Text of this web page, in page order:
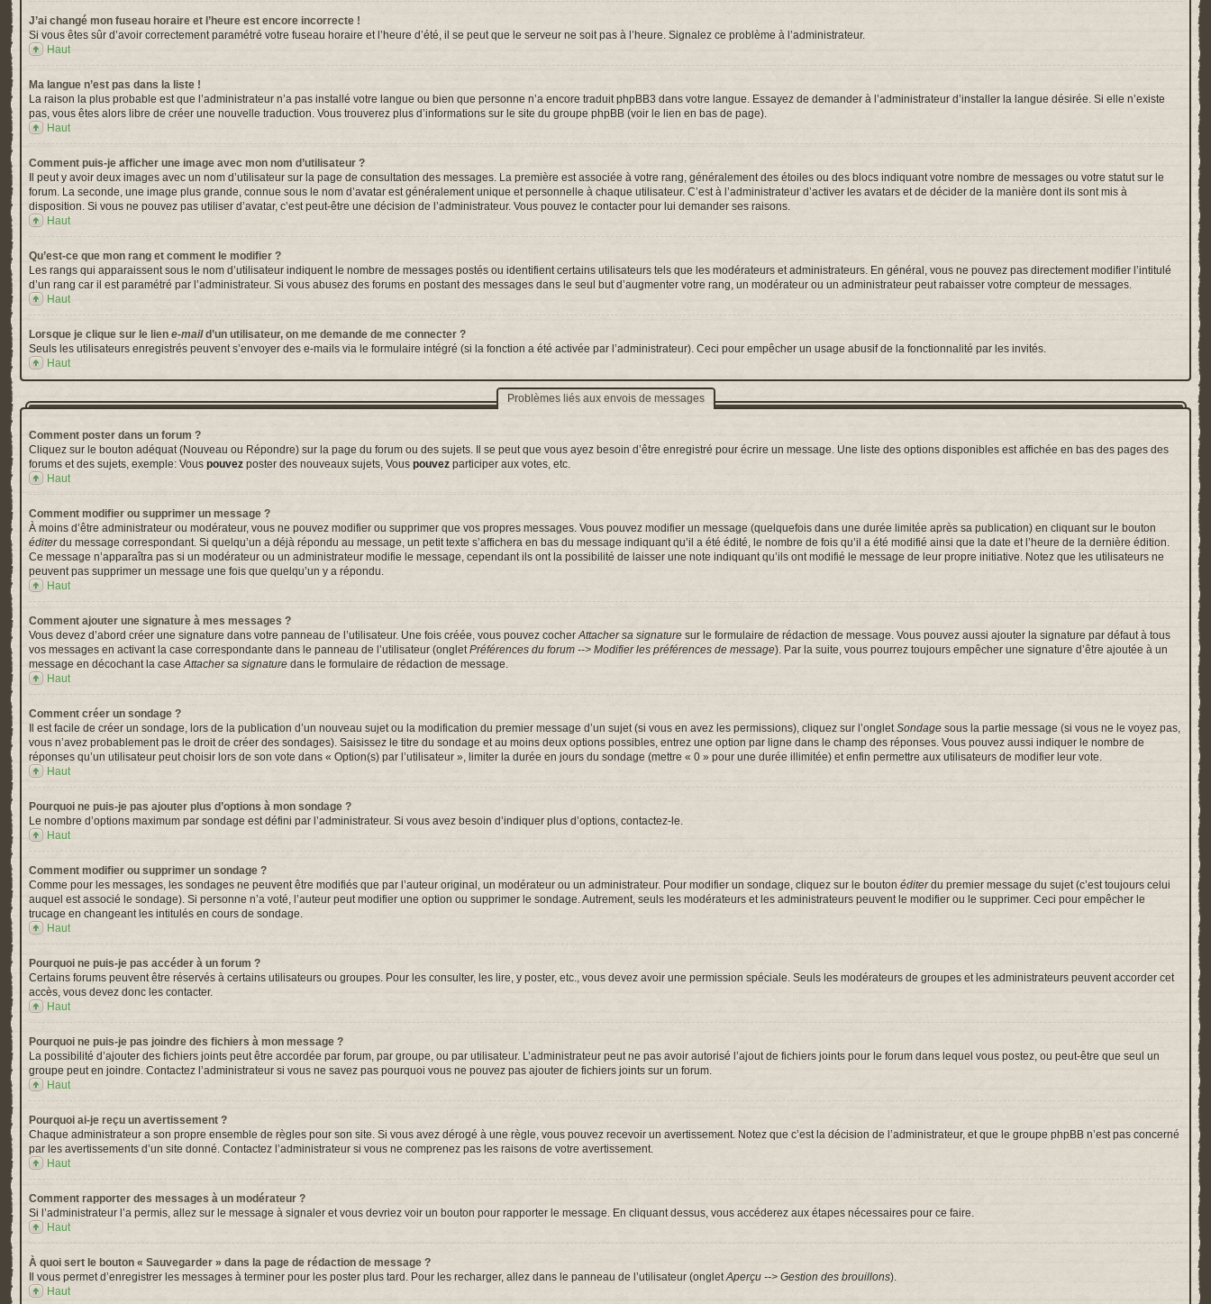
J’ai changé mon fuseau horaire et l’heure est encore incorrecte !
Si vous êtes sûr d’avoir correctement paramétré votre fuseau horaire et l’heure d’été, il se peut que le serveur ne soit pas à l’heure. Signalez ce problème à l’administrateur.
Haut
Ma langue n’est pas dans la liste !
La raison la plus probable est que l’administrateur n’a pas installé votre langue ou bien que personne n’a encore traduit phpBB3 dans votre langue. Essayez de demander à l’administrateur d’installer la langue désirée. Si elle n’existe
pas, vous êtes alors libre de créer une nouvelle traduction. Vous trouverez plus d’informations sur le site du groupe phpBB (voir le lien en bas de page).
Haut
Comment puis-je afficher une image avec mon nom d’utilisateur ?
Il peut y avoir deux images avec un nom d’utilisateur sur la page de consultation des messages. La première est associée à votre rang, généralement des étoiles ou des blocs indiquant votre nombre de messages ou votre statut sur le
forum. La seconde, une image plus grande, connue sous le nom d’avatar est généralement unique et personnelle à chaque utilisateur. C’est à l’administrateur d’activer les avatars et de décider de la manière dont ils sont mis à
disposition. Si vous ne pouvez pas utiliser d’avatar, c’est peut-être une décision de l’administrateur. Vous pouvez le contacter pour lui demander ses raisons.
Haut
Qu’est-ce que mon rang et comment le modifier ?
Les rangs qui apparaissent sous le nom d’utilisateur indiquent le nombre de messages postés ou identifient certains utilisateurs tels que les modérateurs et administrateurs. En général, vous ne pouvez pas directement modifier l’intitulé
d’un rang car il est paramétré par l’administrateur. Si vous abusez des forums en postant des messages dans le seul but d’augmenter votre rang, un modérateur ou un administrateur peut rabaisser votre compteur de messages.
Haut
Lorsque je clique sur le lien e-maild’un utilisateur, on me demande de me connecter ?
Seuls les utilisateurs enregistrés peuvent s’envoyer des e-mails via le formulaire intégré (si la fonction a été activée par l’administrateur). Ceci pour empêcher un usage abusif de la fonctionnalité par les invités.
Haut
Problèmes liés aux envois de messages
Comment poster dans un forum ?
Cliquez sur le bouton adéquat (Nouveau ou Répondre) sur la page du forum ou des sujets. Il se peut que vous ayez besoin d’être enregistré pour écrire un message. Une liste des options disponibles est affichée en bas des pages des
forums et des sujets, exemple: Vous pouvez poster des nouveaux sujets, Vous pouvez participer aux votes, etc.
Haut
Comment modifier ou supprimer un message ?
À moins d’être administrateur ou modérateur, vous ne pouvez modifier ou supprimer que vos propres messages. Vous pouvez modifier un message (quelquefois dans une durée limitée après sa publication) en cliquant sur le bouton
éditerdu message correspondant. Si quelqu’un a déjà répondu au message, un petit texte s’affichera en bas du message indiquant qu’il a été édité, le nombre de fois qu’il a été modifié ainsi que la date et l’heure de la dernière édition.
Ce message n’apparaîtra pas si un modérateur ou un administrateur modifie le message, cependant ils ont la possibilité de laisser une note indiquant qu’ils ont modifié le message de leur propre initiative. Notez que les utilisateurs ne
peuvent pas supprimer un message une fois que quelqu’un y a répondu.
Haut
Comment ajouter une signature à mes messages ?
Vous devez d’abord créer une signature dans votre panneau de l’utilisateur. Une fois créée, vous pouvez cocherAttacher sa signature sur le formulaire de rédaction de message. Vous pouvez aussi ajouter la signature par défaut à tous
vos messages en activant la case correspondante dans le panneau de l’utilisateur (ongletPréférences du forum --> Modifier les préférences de message). Par la suite, vous pourrez toujours empêcher une signature d’être ajoutée à un
message en décochant la caseAttacher sa signature dans le formulaire de rédaction de message.
Haut
Comment créer un sondage ?
Il est facile de créer un sondage, lors de la publication d’un nouveau sujet ou la modification du premier message d’un sujet (si vous en avez les permissions), cliquez sur l’ongletSondage sous la partie message (si vous ne le voyez pas,
vous n’avez probablement pas le droit de créer des sondages). Saisissez le titre du sondage et au moins deux options possibles, entrez une option par ligne dans le champ des réponses. Vous pouvez aussi indiquer le nombre de
réponses qu’un utilisateur peut choisir lors de son vote dans « Option(s) par l’utilisateur », limiter la durée en jours du sondage (mettre « 0 » pour une durée illimitée) et enfin permettre aux utilisateurs de modifier leur vote.
Haut
Pourquoi ne puis-je pas ajouter plus d’options à mon sondage ?
Le nombre d’options maximum par sondage est défini par l’administrateur. Si vous avez besoin d’indiquer plus d’options, contactez-le.
Haut
Comment modifier ou supprimer un sondage ?
Comme pour les messages, les sondages ne peuvent être modifiés que par l’auteur original, un modérateur ou un administrateur. Pour modifier un sondage, cliquez sur le bouton éditerdu premier message du sujet (c’est toujours celui
auquel est associé le sondage). Si personne n’a voté, l’auteur peut modifier une option ou supprimer le sondage. Autrement, seuls les modérateurs et les administrateurs peuvent le modifier ou le supprimer. Ceci pour empêcher le
trucage en changeant les intitulés en cours de sondage.
Haut
Pourquoi ne puis-je pas accéder à un forum ?
Certains forums peuvent être réservés à certains utilisateurs ou groupes. Pour les consulter, les lire, y poster, etc., vous devez avoir une permission spéciale. Seuls les modérateurs de groupes et les administrateurs peuvent accorder cet
accès, vous devez donc les contacter.
Haut
Pourquoi ne puis-je pas joindre des fichiers à mon message ?
La possibilité d’ajouter des fichiers joints peut être accordée par forum, par groupe, ou par utilisateur. L’administrateur peut ne pas avoir autorisé l’ajout de fichiers joints pour le forum dans lequel vous postez, ou peut-être que seul un
groupe peut en joindre. Contactez l’administrateur si vous ne savez pas pourquoi vous ne pouvez pas ajouter de fichiers joints sur un forum.
Haut
Pourquoi ai-je reçu un avertissement ?
Chaque administrateur a son propre ensemble de règles pour son site. Si vous avez dérogé à une règle, vous pouvez recevoir un avertissement. Notez que c’est la décision de l’administrateur, et que le groupe phpBB n’est pas concerné
par les avertissements d’un site donné. Contactez l’administrateur si vous ne comprenez pas les raisons de votre avertissement.
Haut
Comment rapporter des messages à un modérateur ?
Si l’administrateur l’a permis, allez sur le message à signaler et vous devriez voir un bouton pour rapporter le message. En cliquant dessus, vous accéderez aux étapes nécessaires pour ce faire.
Haut
À quoi sert le bouton « Sauvegarder » dans la page de rédaction de message ?
Il vous permet d’enregistrer les messages à terminer pour les poster plus tard. Pour les recharger, allez dans le panneau de l’utilisateur (ongletAperçu --> Gestion des brouillons).
Haut